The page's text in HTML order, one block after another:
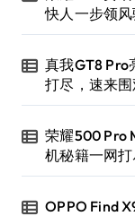
快人一步领风
真我GT8 Pro
打尽，速来围
荣耀500 Pro
机秘籍一网打
OPPO Find